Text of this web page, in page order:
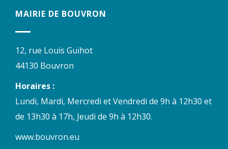
MAIRIE DE BOUVRON
12, rue Louis Guihot
44130 Bouvron
Horaires :
Lundi, Mardi, Mercredi et Vendredi de 9h à 12h30 et
de 13h30 à 17h, Jeudi de 9h à 12h30.
www.bouvron.eu